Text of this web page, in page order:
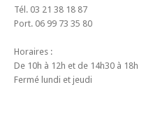
Tél. 03 21 38 18 87
Port. 06 99 73 35 80
Horaires :
De 10h à 12h et de 14h30 à 18h
Fermé lundi et jeudi